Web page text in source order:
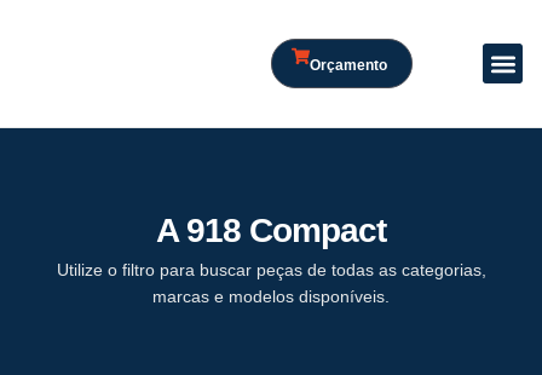
Orçamento
A 918 Compact
Utilize o filtro para buscar peças de todas as categorias,
marcas e modelos disponíveis.